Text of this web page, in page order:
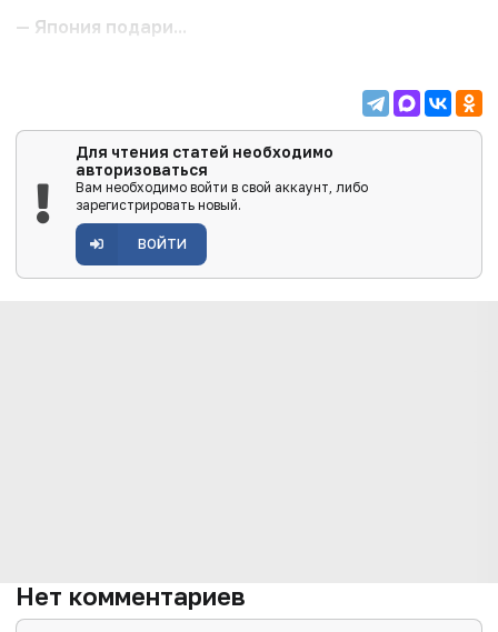
— Япония подари...
Для чтения статей необходимо
авторизоваться
Вам необходимо войти в свой аккаунт, либо
зарегистрировать новый.
ВОЙТИ
Нет комментариев